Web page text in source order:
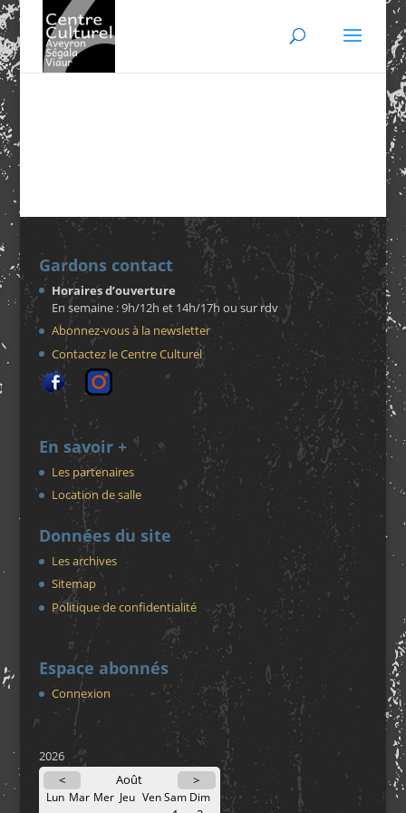
Gardons contact
Horaires d’ouverture
En semaine : 9h/12h et 14h/17h ou sur rdv
Abonnez-vous à la newsletter
Contactez le Centre Culturel
En savoir +
Les partenaires
Location de salle
Données du site
Les archives
Sitemap
Politique de confidentialité
Espace abonnés
Connexion
2026
<
Août >
Lun Mar Mer Jeu Ven Sam Dim